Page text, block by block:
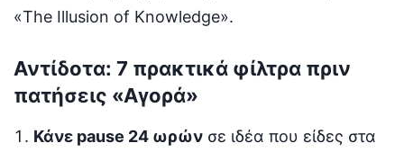
«The Illusion of Knowledge».
Αντίδοτα: 7 πρακτικά φίλτρα πριν
πατήσεις «Αγορά»
Κάνε pause 24 ωρών σε ιδέα που είδες στα